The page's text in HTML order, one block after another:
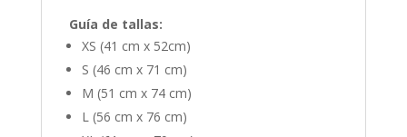
Guía de tallas:
XS (41 cm x 52cm)
S (46 cm x 71 cm)
M (51 cm x 74 cm)
L (56 cm x 76 cm)